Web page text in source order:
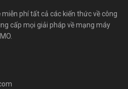
miễn phí tất cả các kiến thức về công
cấp mọi giải pháp về mạng máy